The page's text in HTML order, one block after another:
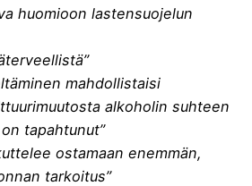
huomioon lastensuojelun
mahdollistaisi
alkoholin suhteen
tapahtunut”
ostamaan enemmän,
tarkoitus”